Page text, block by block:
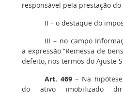
responsável pela prestação do
II– o destaque do
III – no campo
a expressão “Remessa de
defeito, nos termos do Ajuste
Art. 469 – Na
do ativo imobilizado